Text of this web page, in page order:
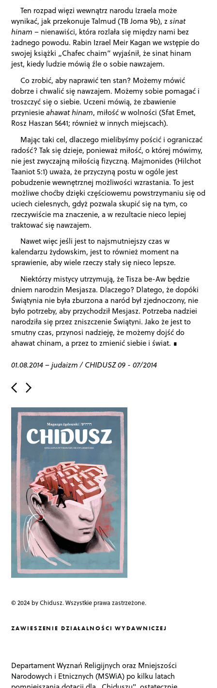
Ten rozpad więzi wewnątrz narodu Izraela może
wynikać, jak przekonuje Talmud (TB Joma 9b), zsinat
hinam – nienawiści, która rozlała się między nami bez
żadnego powodu. Rabin Izrael Meir Kagan we wstępie do
swojej książki „Chafec chaim” wyjaśnił, że sinat hinam
jest, kiedy ludzie mówią źle o sobie nawzajem.
Co zrobić, aby naprawić ten stan? Możemy mówić
dobrze i chwalić się nawzajem. Możemy sobie pomagać i
troszczyć się o siebie. Uczeni mówią, że zbawienie
przyniesieahawat hinam, miłość w wolności (Sfat Emet,
Rosz Haszan 5641; również w innych miejscach).
Mając taki cel, dlaczego mielibyśmy pościć i ograniczać
radość? Tak się dzieje, ponieważ miłość, o której mówimy,
nie jest zwyczajną miłością fizyczną. Majmonides (Hilchot
Taaniot 5:1) uważa, że przyczyną postu w ogóle jest
pobudzenie wewnętrznej możliwości wzrastania. To jest
możliwe choćby dzięki częściowemu powstrzymaniu się od
uciech cielesnych, gdyż pozwala skupić się na tym, co
rzeczywiście ma znaczenie, a w rezultacie nieco lepiej
traktować się nawzajem.
Nawet więc jeśli jest to najsmutniejszy czas w
kalendarzu żydowskim, jest to również moment na
sprawienie, aby wiele rzeczy stały się nieco lepsze.
Niektórzy mistycy utrzymują, że Tisza be-Aw będzie
dniem narodzin Mesjasza. Dlaczego? Dlatego, że dopóki
Świątynia nie była zburzona a naród był zjednoczony, nie
było potrzeby, aby przychodził Mesjasz. Potrzeba nadziei
narodziła się przez zniszczenie Świątyni. Jako że jest to
smutny czas, przynosi nadzieję, że możemy dojść do
ahawat chinam, a przez to zmienić siebie i świat.
01.08.2014–judaizm/CHIDUSZ 09 - 07/2014
P
o
a
t
i
n
© 2024 by Chidusz. Wszystkie prawa zastrzeżone.
ZAWIESZENIE DZIAŁALNOŚCI WYDAWNICZEJ
Departament Wyznań Religijnych oraz Mniejszości
Narodowych i Etnicznych (MSWiA) po kilku latach